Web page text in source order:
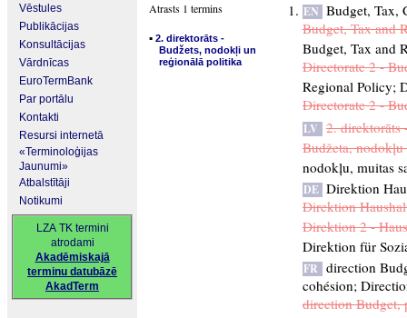
Vēstules
Publikācijas
Konsultācijas
Vārdnīcas
EuroTermBank
Par portālu
Kontakti
Resursi internetā
«Terminoloģijas
Jaunumi»
Atbalstītāji
Notikumi
LZA TK termini
atrodami
Akadēmiskajā
terminu datubāzē
AkadTerm
Atrasts 1 termins
▪ 2. direktorāts -
Budžets, nodokļi un
reģionālā politika
EN Budget, Tax,
Budget, Tax and
Budget, Tax and
Directorate 2 -
Regional Policy;
Directorate 2 -
LV 2. direktorāts
Budžeta,
nodokļu, muitas
DE Direktion
Direktion
Direktion 2 -
Direktion für
FR direction
cohésion;
direction Budget,